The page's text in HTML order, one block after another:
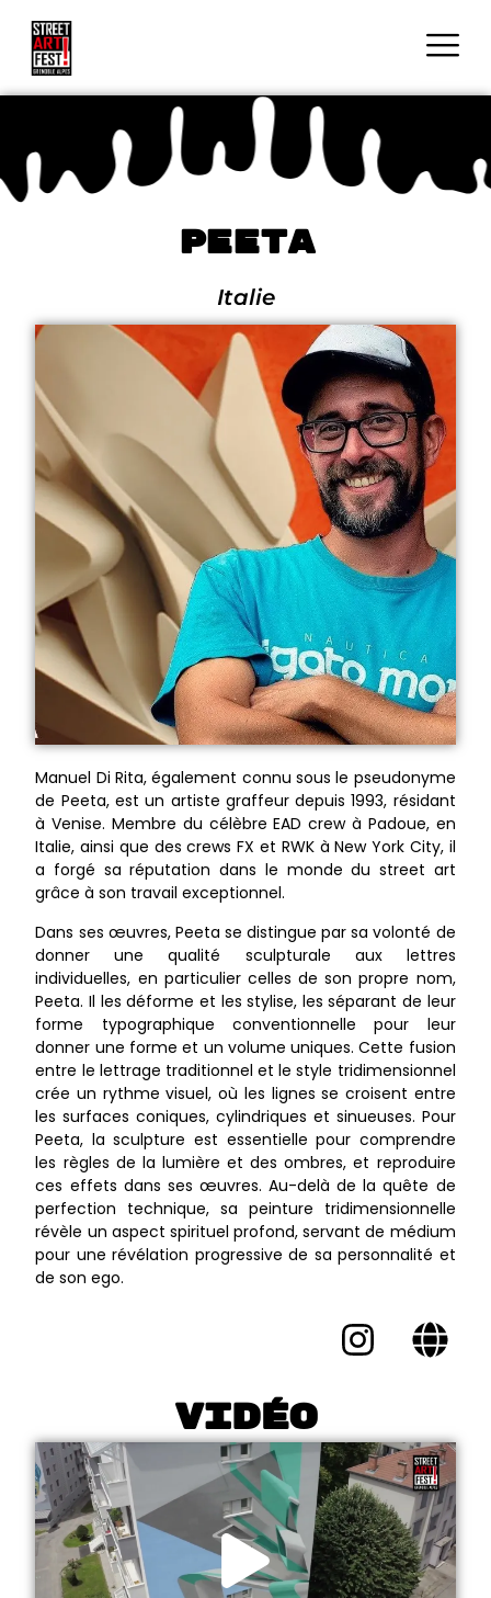
Peeta
Italie
Manuel Di Rita, également connu sous le pseudonyme
de Peeta, est un artiste graffeur depuis 1993, résidant
à Venise. Membre du célèbre EAD crew à Padoue, en
Italie, ainsi que des crews FX et RWK à New York City, il
a forgé sa réputation dans le monde du street art
grâce à son travail exceptionnel.
Dans ses œuvres, Peeta se distingue par sa volonté de
donner une qualité sculpturale aux lettres
individuelles, en particulier celles de son propre nom,
Peeta. Il les déforme et les stylise, les séparant de leur
forme typographique conventionnelle pour leur
donner une forme et un volume uniques. Cette fusion
entre le lettrage traditionnel et le style tridimensionnel
crée un rythme visuel, où les lignes se croisent entre
les surfaces coniques, cylindriques et sinueuses. Pour
Peeta, la sculpture est essentielle pour comprendre
les règles de la lumière et des ombres, et reproduire
ces effets dans ses œuvres. Au-delà de la quête de
perfection technique, sa peinture tridimensionnelle
révèle un aspect spirituel profond, servant de médium
pour une révélation progressive de sa personnalité et
de son ego.
Vidéo